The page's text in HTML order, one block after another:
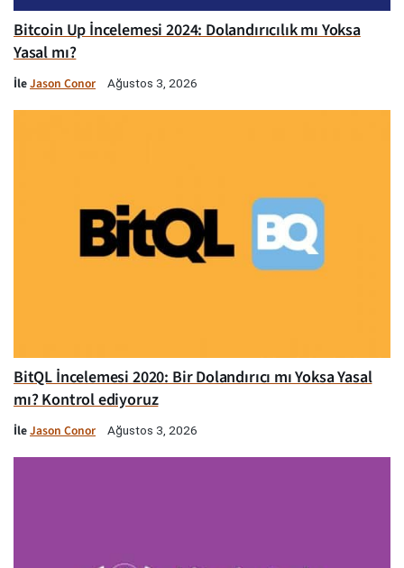
Bitcoin Up İncelemesi 2024: Dolandırıcılık mı Yoksa
Yasal mı?
İleJason Conor Ağustos 3, 2026
BitQL İncelemesi 2020: Bir Dolandırıcı mı Yoksa Yasal
mı? Kontrol ediyoruz
İleJason Conor Ağustos 3, 2026